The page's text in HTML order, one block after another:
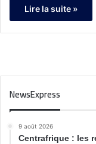
Lire la suite »
NewsExpress
9 août 2026
Centrafrique : les